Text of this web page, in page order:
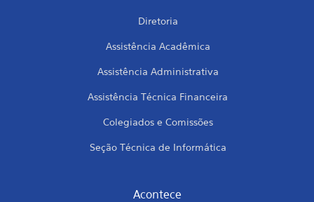
Diretoria
Assistência Acadêmica
Assistência Administrativa
Assistência Técnica Financeira
Colegiados e Comissões
Seção Técnica de Informática
Acontece